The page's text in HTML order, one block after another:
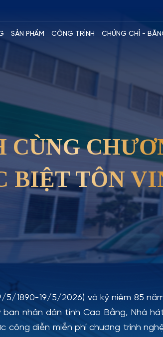
SẢN PHẨM CÔNG TRÌNH CHỨNG CHỈ -
BIỆT TÔN
1890-19/5/2026) và kỷ niệm 85
nhân dân tỉnh Cao Bằng, Nhà
công diễn miễn phí chương trình